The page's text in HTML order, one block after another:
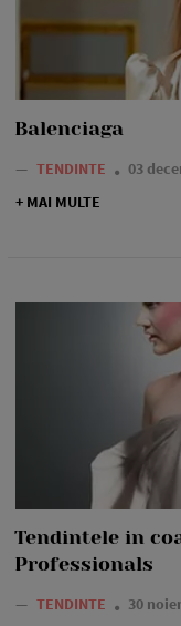
Balenciaga
— TENDINTE
03
+ MAI MULTE
Tendintele in
Professionals
— TENDINTE 30